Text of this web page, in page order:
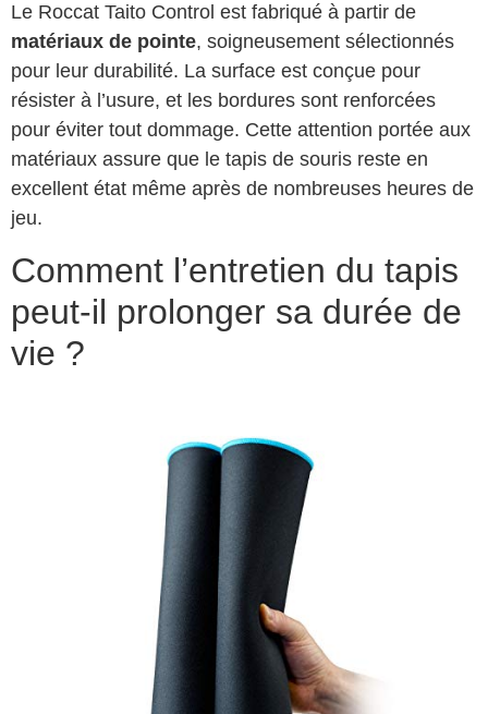
Le Roccat Taito Control est fabriqué à partir de
matériaux de pointe, soigneusement sélectionnés
pour leur durabilité. La surface est conçue pour
résister à l’usure, et les bordures sont renforcées
pour éviter tout dommage. Cette attention portée aux
matériaux assure que le tapis de souris reste en
excellent état même après de nombreuses heures de
jeu.
Comment l’entretien du tapis
peut-il prolonger sa durée de
vie ?